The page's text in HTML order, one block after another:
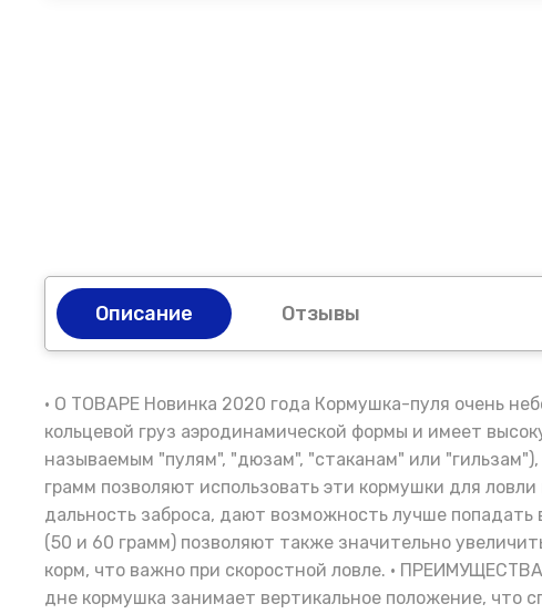
Описание Отзывы
• О ТОВАРЕ Новинка 2020 года Кормушка-пуля очень
кольцевой груз аэродинамической формы и имеет
называемым "пулям", "дюзам", "стаканам" или
грамм позволяют использовать эти кормушки для
дальность заброса, дают возможность лучше
(50 и 60 грамм) позволяют также значительно
корм, что важно при скоростной ловле. •
дне кормушка занимает вертикальное положение, что